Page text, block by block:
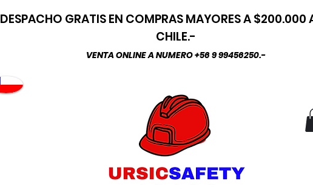
DESPACHO GRATIS EN COMPRAS MAYORES A $200.000
CHILE.-
VENTA ONLINE A NUMERO +56 9 99456250.-